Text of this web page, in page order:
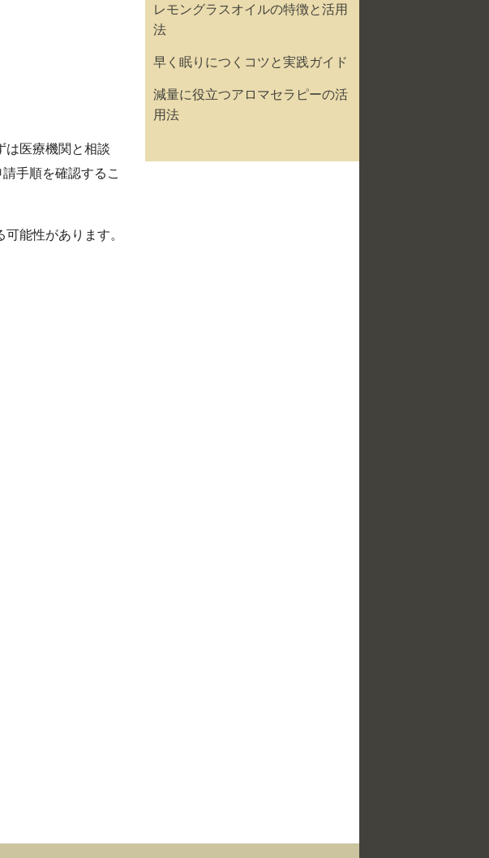
は医療機関と相談
手順を確認するこ
能性があります。
レモングラスオイルの特徴と活用
法
早く眠りにつくコツと実践ガイド
減量に役立つアロマセラピーの活
用法